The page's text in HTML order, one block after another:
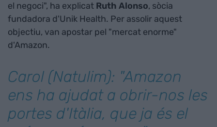
el negoci", ha explicat Ruth Alonso, sòcia
fundadora d'Unik Health. Per assolir aquest
objectiu, van apostar pel "mercat enorme"
d'Amazon.
Carol (Natulim): "Amazon
ens ha ajudat a obrir-nos les
portes d'Itàlia, que ja és el